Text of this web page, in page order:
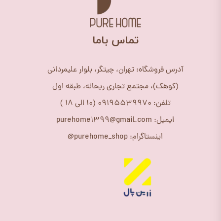
​تماس باما
آدرس فروشگاه: تهران، چیتگر، بلوار علیمردانی
(کوهک)، مجتمع تجاری ریحانه، طبقه اول
تلفن: 09195539970 (10 الی 18 )
ایمیل: purehome1399@gmail.com
اینستاگرام: purehome_shop@